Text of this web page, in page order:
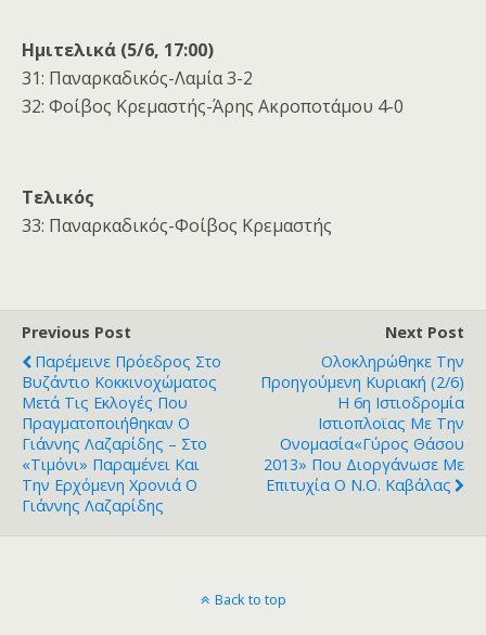
Ημιτελικά (5/6, 17:00)
31: Παναρκαδικός-Λαμία 3-2
32: Φοίβος Κρεμαστής-Άρης Ακροποτάμου 4-0
Τελικός
33: Παναρκαδικός-Φοίβος Κρεμαστής
Previous Post
Παρέμεινε Πρόεδρος Στο
Βυζάντιο Κοκκινοχώματος
Μετά Τις Εκλογές Που
Πραγματοποιήθηκαν Ο
Γιάννης Λαζαρίδης – Στο
«τιμόνι» Παραμένει Και
Την Ερχόμενη Χρονιά Ο
Γιάννης Λαζαρίδης
Next Post
Ολοκληρώθηκε Την
Προηγούμενη Κυριακή (2/6)
Η 6η Ιστιοδρομία
Ιστιοπλοϊας Με Την
Ονομασία«Γύρος Θάσου
2013» Που Διοργάνωσε Με
Επιτυχία Ο Ν.Ο. Καβάλας
Back to top